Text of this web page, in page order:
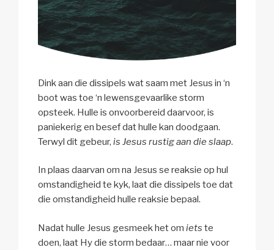
Dink aan die dissipels wat saam met Jesus in ‘n
boot was toe ‘n lewensgevaarlike storm
opsteek. Hulle is onvoorbereid daarvoor, is
paniekerig en besef dat hulle kan doodgaan.
Terwyl dit gebeur, is Jesus rustig aan die slaap.
In plaas daarvan om na Jesus se reaksie op hul
omstandigheid te kyk, laat die dissipels toe dat
die omstandigheid hulle reaksie bepaal.
Nadat hulle Jesus gesmeek het om iets te
doen, laat Hy die storm bedaar… maar nie voor